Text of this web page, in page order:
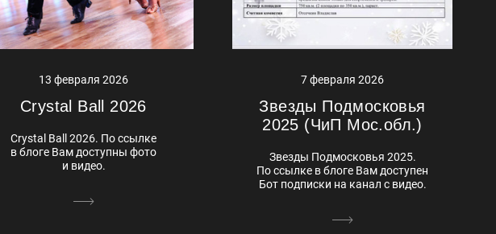
13 февраля 2026
Crystal Ball 2026
Crystal Ball 2026. По ссылке
в блоге Вам доступны фото
и видео.
7 февраля 2026
Звезды Подмосковья
2025 (ЧиП Мос.обл.)
Звезды Подмосковья 2025.
По ссылке в блоге Вам доступен
Бот подписки на канал с видео.